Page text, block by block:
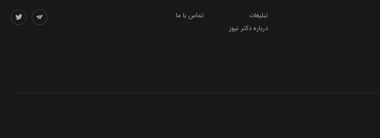
تبلیغات
تماس با ما
درباره دکتر نیوز